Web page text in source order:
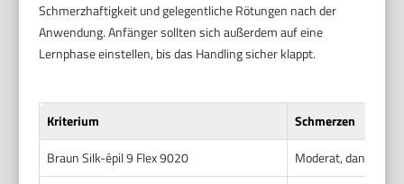
Schmerzhaftigkeit und gelegentliche Rötungen nach der
Anwendung. Anfänger sollten sich außerdem auf eine
Lernphase einstellen, bis das Handling sicher klappt.
Kriterium
Schmerzen
Braun Silk-épil 9 Flex 9020
Moderat, dank